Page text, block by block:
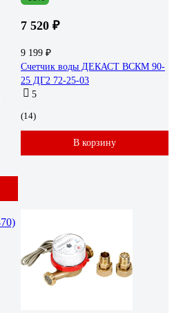
7 520 ₽
9 199 ₽
Счетчик воды ДЕКАСТ ВСКМ 90-
25 ДГ2 72-25-03
5
(14)
В корзину